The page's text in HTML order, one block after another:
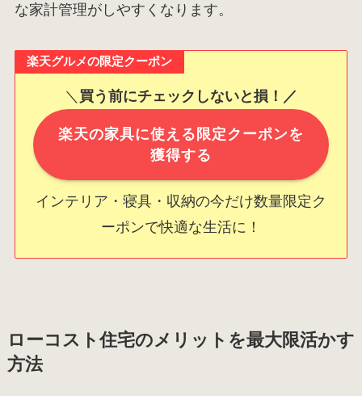
な家計管理がしやすくなります。
楽天グルメの限定クーポン
＼ 買う前にチェックしないと損！／
楽天の家具に使える限定クーポンを
獲得する
インテリア・寝具・収納の今だけ数量限定ク
ーポンで快適な生活に！
ローコスト住宅のメリットを最大限活かす
方法